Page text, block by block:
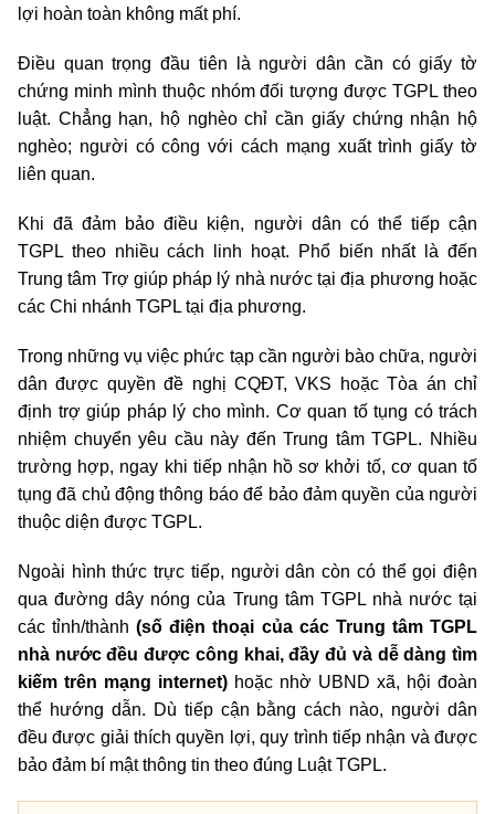
lợi hoàn toàn không mất phí.
Điều quan trọng đầu tiên là người dân cần có giấy tờ
chứng minh mình thuộc nhóm đối tượng được TGPL theo
luật. Chẳng hạn, hộ nghèo chỉ cần giấy chứng nhận hộ
nghèo; người có công với cách mạng xuất trình giấy tờ
liên quan.
Khi đã đảm bảo điều kiện, người dân có thể tiếp cận
TGPL theo nhiều cách linh hoạt. Phổ biến nhất là đến
Trung tâm Trợ giúp pháp lý nhà nước tại địa phương hoặc
các Chi nhánh TGPL tại địa phương.
Trong những vụ việc phức tạp cần người bào chữa, người
dân được quyền đề nghị CQĐT, VKS hoặc Tòa án chỉ
định trợ giúp pháp lý cho mình. Cơ quan tố tụng có trách
nhiệm chuyển yêu cầu này đến Trung tâm TGPL. Nhiều
trường hợp, ngay khi tiếp nhận hồ sơ khởi tố, cơ quan tố
tụng đã chủ động thông báo để bảo đảm quyền của người
thuộc diện được TGPL.
Ngoài hình thức trực tiếp, người dân còn có thể gọi điện
qua đường dây nóng của Trung tâm TGPL nhà nước tại
các tỉnh/thành(số điện thoại của các Trung tâm TGPL
nhà nước đều được công khai, đầy đủ và dễ dàng tìm
kiếm trên mạng internet) hoặc nhờ UBND xã, hội đoàn
thể hướng dẫn. Dù tiếp cận bằng cách nào, người dân
đều được giải thích quyền lợi, quy trình tiếp nhận và được
bảo đảm bí mật thông tin theo đúng Luật TGPL.